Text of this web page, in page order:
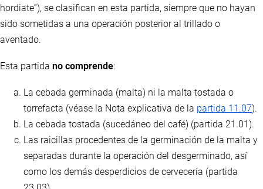
hordiate”), se clasifican en esta partida, siempre que no hayan
sido sometidas a una operación posterior al trillado o
aventado.
Esta partida no comprende:
La cebada germinada (malta) ni la malta tostada o
torrefacta (véase la Nota explicativa de la partida 11.07).
La cebada tostada (sucedáneo del café) (partida 21.01).
Las raicillas procedentes de la germinación de la malta y
separadas durante la operación del desgerminado, así
como los demás desperdicios de cervecería (partida